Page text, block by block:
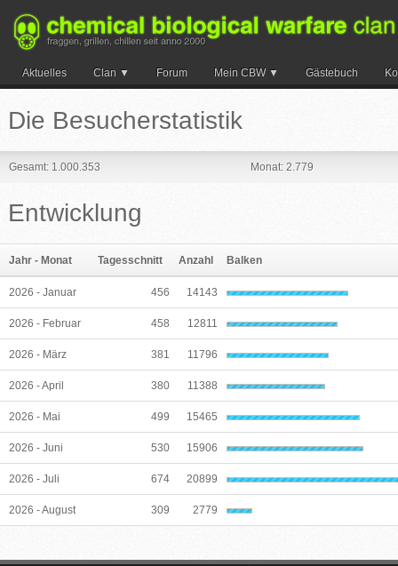
Aktuelles Clan Forum Mein CBW Gästebuch
Die Besucherstatistik
Gesamt: 1.000.353 Monat: 2.779
Entwicklung
Jahr - Monat Tagesschnitt Anzahl Balken
2026 - Januar 456 14143
2026 - Februar 458 12811
2026 - März 381 11796
2026 - April 380 11388
2026 - Mai 499 15465
2026 - Juni 530 15906
2026 - Juli 674 20899
2026 - August 309 2779